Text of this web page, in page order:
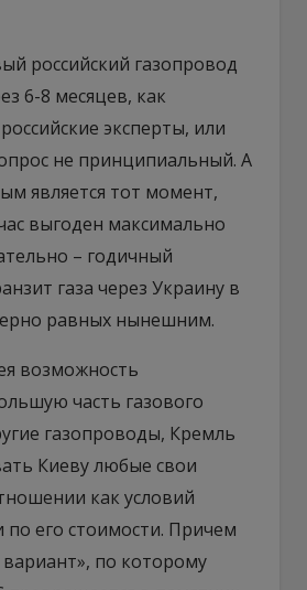
российский газопровод
6-8 месяцев, как
эксперты, или
не принципиальный. А
является тот момент,
выгоден максимально
– годичный
газа через Украину в
равных нынешним.
возможность
часть газового
газопроводы, Кремль
Киеву любые свои
как условий
по его стоимости. Причем
по которому